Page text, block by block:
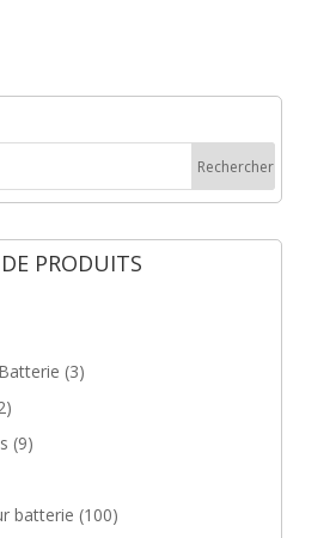
PRODUITS
(3)
(9)
batterie (100)